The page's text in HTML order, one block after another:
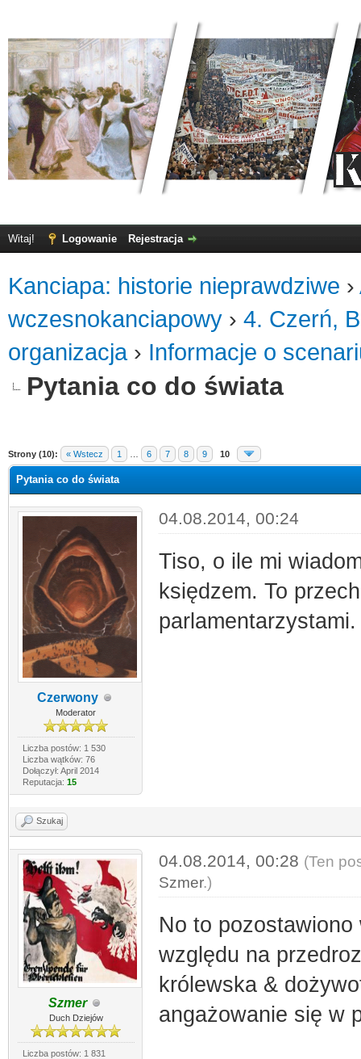
Witaj! Logowanie Rejestracja
Kanciapa: historie nieprawdziwe ›
wczesnokanciapowy › 4. Czerń,
organizacja› Informacje o
Pytania co do świata
Strony (10): « Wstecz 1 6 7 8 9 10
Pytania co do świata
Czerwony
Moderator
Liczba postów: 1 530
Liczba wątków: 76
Dołączył: April 2014
Reputacja: 15
04.08.2014, 00:24
Tiso, o ile mi
księdzem. To
Szukaj
Szmer
Duch Dziejów
Liczba postów: 1 831
04.08.2014, 00:28 (Ten
Szmer.)
No to pozostawiono
względu na
królewska &
angażowanie się w